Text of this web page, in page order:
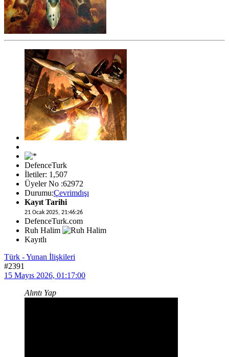
DefenceTurk
İletiler: 1,507
Üyeler No :62972
Durumu:Çevrimdışı
Kayıt Tarihi
21 Ocak 2025, 21:46:26
DefenceTurk.com
Ruh Halim
Kayıtlı
Türk - Yunan İlişkileri
#2391
15 Mayıs 2026, 01:17:00
Alıntı Yap